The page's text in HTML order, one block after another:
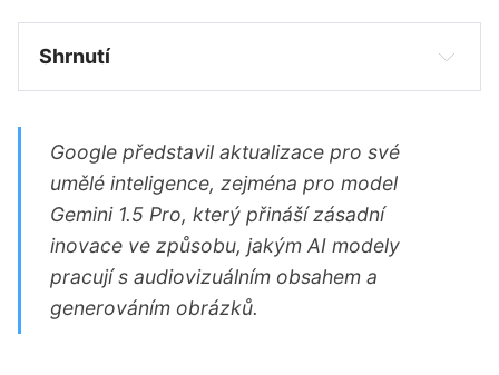
Shrnutí
Google Gemini 1.5 Pro nyní umí "poslouchat" a
Imagen 2 přináší nové funkce pro manipulaci s
obrázky, včetně inpainting a outpainting.
Digitální vodoznak SynthID zajišťuje
sledovatelnost původu obrázků generovaných
AI.
Google integruje aktuální informace pomocí
Google představil aktualizace pro své
umělé inteligence, zejména pro model
Gemini 1.5 Pro, který přináší zásadní
inovace ve způsobu, jakým AI modely
pracují s audiovizuálním obsahem a
generováním obrázků.